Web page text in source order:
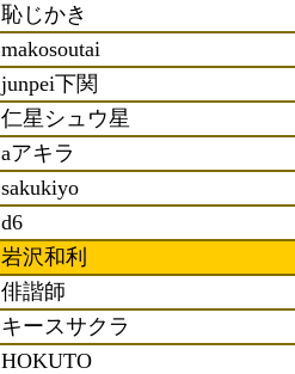
恥じかき
makosoutai
junpei下関
仁星シュウ星
aアキラ
sakukiyo
d6
岩沢和利
俳諧師
キースサクラ
HOKUTO